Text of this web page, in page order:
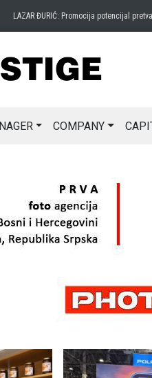
LAZAR ĐURIĆ: Promocija potencijal pretvara
COMPANY